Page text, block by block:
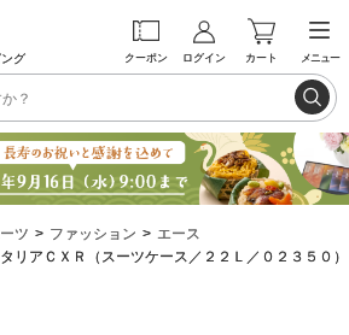
グ クーポン ログイン カート メニュー
ツ ファッション
エース
リアＣＸＲ（スーツケース／２２Ｌ／０２３５０）